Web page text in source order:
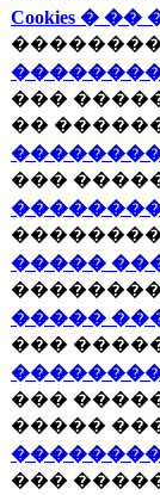
Cookies �
���
��
���
�����
�����
���
���
�����
���